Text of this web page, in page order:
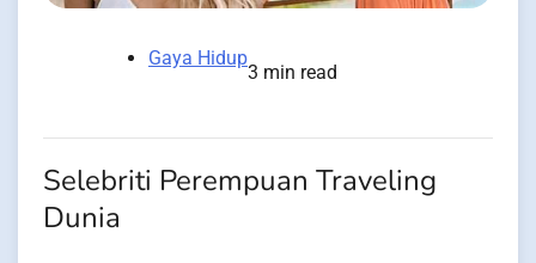
Gaya Hidup
3 min read
Selebriti Perempuan Traveling
Dunia